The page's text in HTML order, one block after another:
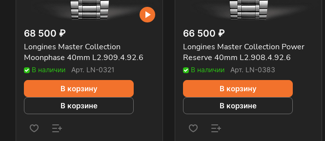
68 500 ₽
Longines Master Collection
Moonphase 40mm L2.909.4.92.6
В наличии Арт. LN-0321
В корзину
В корзине
66 500 ₽
Longines Master Collection Power
Reserve 40mm L2.908.4.92.6
В наличии Арт. LN-0383
В корзину
В корзине